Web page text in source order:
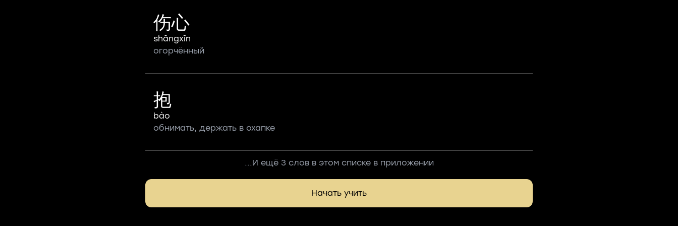
伤心
shāngxīn
огорчённый
抱
bào
обнимать, держать в охапке
...И ещё 3 слов в этом списке в приложении
Начать учить